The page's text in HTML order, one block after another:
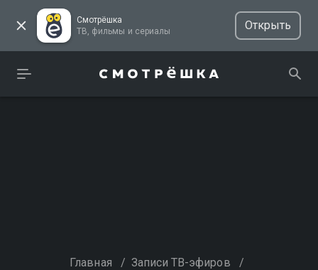
Смотрёшка
ТВ, фильмы и сериалы
Открыть
Главная / Записи ТВ-эфиров /